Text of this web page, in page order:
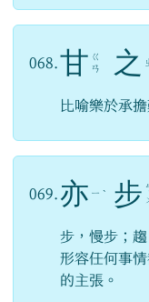
068. 甘 ㄍ
ㄢ
之
比喻樂於承
069. 亦 ㄧ ˋ 步
步，慢步；
形容任何事
的主張。